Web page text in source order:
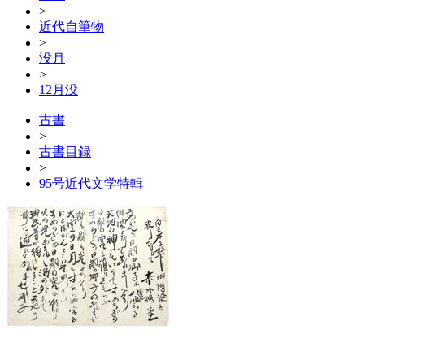
>
近代自筆物
>
没月
>
12月没
古書
>
古書目録
>
95号近代文学特輯